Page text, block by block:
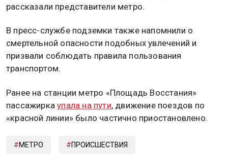
рассказали представители метро.
В пресс-службе подземки также напомнили о
смертельной опасности подобных увлечений и
призвали соблюдать правила пользования
транспортом.
Ранее на станции метро «Площадь Восстания»
пассажиркаупала на пути, движение поездов по
«красной линии» было частично приостановлено.
МЕТРО ПРОИСШЕСТВИЯ